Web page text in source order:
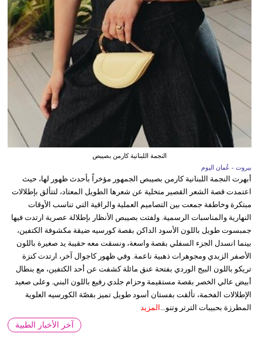
النجمة اللبنانية كارمن بصيبص
بيروت - عُمان اليوم
أبهرت النجمة اللبنانية كارمن بصيبص الجمهور مؤخراً بأحدث ظهور لها، حيث
اعتمدت قصة الشعر القصير متخلية عن شعرها الطويل المعتاد، لتتألق بإطلالات
مبتكرة وخاطفة جمعت بين التصاميم العملية والراقية التي تناسب الأوقات
النهارية والمناسبات الرسمية. ولفتت بصيبص الأنظار بإطلالة عصرية ارتدت فيها
جمبسوت طويل باللون الأسود الداكن بقصة كورسيه ضيقة مكشوفة الكتفين،
بينما انسدل الجزء السفلي بقصة واسعة، ونسقت معه حقيبة يد صغيرة باللون
الأصفر الزبدي ومجوهرات ذهبية ناعمة. وفي ظهور كاجوال آخر، ارتدت كنزة
تريكو باللون البيج الوردي بفتحة عنق مائلة كشفت عن أحد الكتفين، مع بنطال
أبيض عالي الخصر بقصة مستقيمة وحزام جلدي رفيع باللون البني. وعلى صعيد
الإطلالات الفخمة، تألقت بفستان أسود طويل تميز بقصّة الكورسيه العلوية
المطرزة بحبيبات الترتر وتنو...
المزيد
آخر الأخبار الطبية